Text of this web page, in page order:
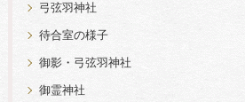
弓弦羽神社
待合室の様子
御影・弓弦羽神社
御霊神社